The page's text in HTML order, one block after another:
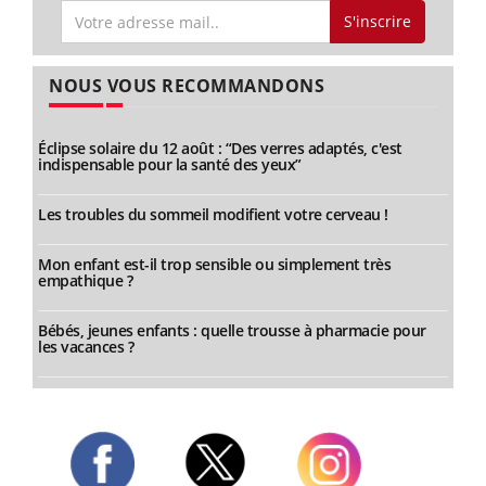
S'inscrire
NOUS VOUS RECOMMANDONS
Éclipse solaire du 12 août : “Des verres adaptés, c'est
indispensable pour la santé des yeux”
Les troubles du sommeil modifient votre cerveau !
Mon enfant est-il trop sensible ou simplement très
empathique ?
Bébés, jeunes enfants : quelle trousse à pharmacie pour
les vacances ?